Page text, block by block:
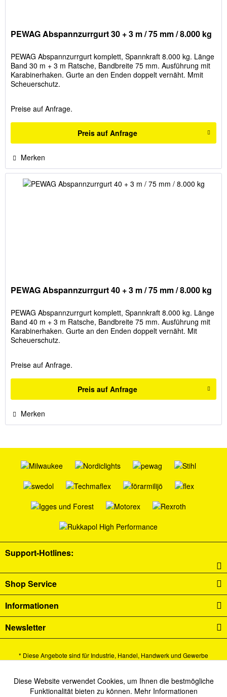
PEWAG Abspannzurrgurt 30 + 3 m / 75 mm / 8.000 kg
PEWAG Abspannzurrgurt komplett, Spannkraft 8.000 kg. Länge
Band 30 m + 3 m Ratsche, Bandbreite 75 mm. Ausführung mit
Karabinerhaken. Gurte an den Enden doppelt vernäht. Mmit
Scheuerschutz.
Preise auf Anfrage.
Preis auf Anfrage
Merken
PEWAG Abspannzurrgurt 40 + 3 m / 75 mm / 8.000 kg
PEWAG Abspannzurrgurt komplett, Spannkraft 8.000 kg. Länge
Band 40 m + 3 m Ratsche, Bandbreite 75 mm. Ausführung mit
Karabinerhaken. Gurte an den Enden doppelt vernäht. Mit
Scheuerschutz.
Preise auf Anfrage.
Preis auf Anfrage
Merken
Support-Hotlines:
Shop Service
Informationen
Newsletter
* Diese Angebote sind für Industrie, Handel, Handwerk und Gewerbe
Alle Preise verstehen sich zzgl. Mehrwertsteuer undVersandkostenund ggf.
Nachnahmegebühren, wenn nicht anders beschrieben.
Funktionale Aktiv
Diese Website verwendet Cookies, um Ihnen die bestmögliche
Funktionalität bieten zu können. Mehr Informationen